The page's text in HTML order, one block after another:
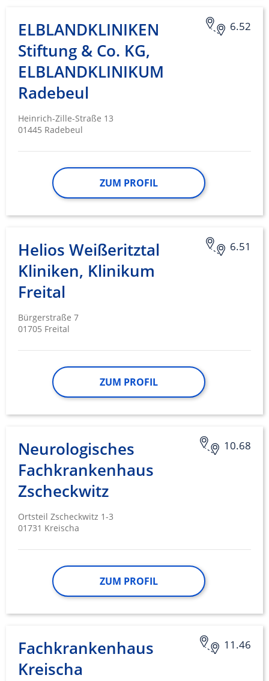
6.52
ELBLANDKLINIKEN
Stiftung & Co. KG,
ELBLANDKLINIKUM
Radebeul
Heinrich-Zille-Straße 13
01445 Radebeul
ZUM PROFIL
6.51
Helios Weißeritztal
Kliniken, Klinikum
Freital
Bürgerstraße 7
01705 Freital
ZUM PROFIL
10.68
Neurologisches
Fachkrankenhaus
Zscheckwitz
Ortsteil Zscheckwitz 1-3
01731 Kreischa
ZUM PROFIL
11.46
Fachkrankenhaus
Kreischa